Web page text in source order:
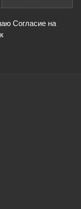
Согласие на